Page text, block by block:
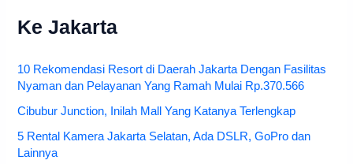
Ke Jakarta
10 Rekomendasi Resort di Daerah Jakarta Dengan Fasilitas
Nyaman dan Pelayanan Yang Ramah Mulai Rp.370.566
Cibubur Junction, Inilah Mall Yang Katanya Terlengkap
5 Rental Kamera Jakarta Selatan, Ada DSLR, GoPro dan
Lainnya